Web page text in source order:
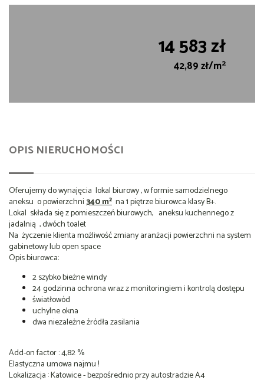
14 583 zł
42,89 zł/m2
OPIS NIERUCHOMOŚCI
Oferujemy do wynajęcia lokal biurowy , w formie samodzielnego
aneksu o powierzchni340 m² na 1 piętrze biurowca klasy B+.
Lokal składa się z pomieszczeń biurowych, aneksu kuchennego z
jadalnią , dwóch toalet
Na życzenie klienta możliwość zmiany aranżacji powierzchni na system
gabinetowy lub open space
Opis biurowca:
2 szybko bieżne windy
24 godzinna ochrona wraz z monitoringiem i kontrolą dostępu
światłowód
uchylne okna
dwa niezależne źródła zasilania
Add-on factor : 4,82 %
Elastyczna umowa najmu !
Lokalizacja : Katowice - bezpośrednio przy autostradzie A4